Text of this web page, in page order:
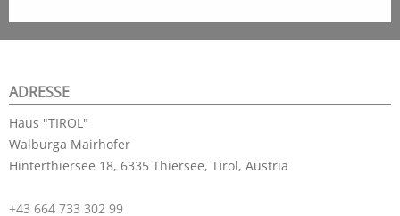
ADRESSE
Haus "TIROL"
Walburga Mairhofer
Hinterthiersee 18, 6335 Thiersee, Tirol, Austria
+43 664 733 302 99